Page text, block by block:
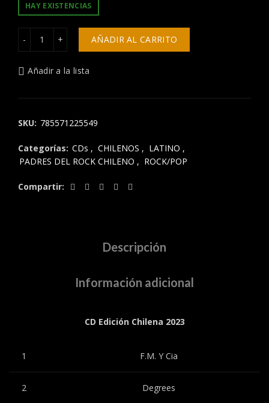
HAY EXISTENCIAS
CD Los Mac's – Kaleidoscope Men cantidad
AÑADIR AL CARRITO
Añadir a la lista
SKU: 785571225549
Categorías: CDs , CHILENOS , LATINO ,
PADRES DEL ROCK CHILENO , ROCK/POP
Compartir
Descripción
Información adicional
CD Edición Chilena 2023
1 F.M. Y Cia
2 Degrees